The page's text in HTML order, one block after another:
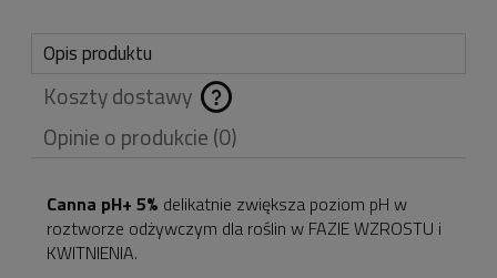
Opis produktu
Koszty dostawy
Cena nie zawiera
ewentualnych kosztów
płatności
Opinie o produkcie (0)
Canna pH+ 5% delikatnie zwiększa poziom pH w
roztworze odżywczym dla roślin w FAZIE WZROSTU i
KWITNIENIA.